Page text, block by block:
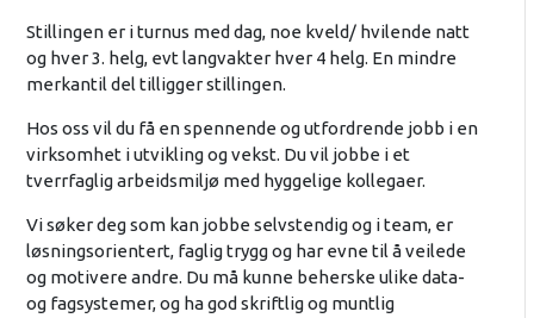
Stillingen er i turnus med dag, noe kveld/ hvilende natt
og hver 3. helg, evt langvakter hver 4 helg. En mindre
merkantil del tilligger stillingen.
Hos oss vil du få en spennende og utfordrende jobb i en
virksomhet i utvikling og vekst. Du vil jobbe i et
tverrfaglig arbeidsmiljø med hyggelige kollegaer.
Vi søker deg som kan jobbe selvstendig og i team, er
løsningsorientert, faglig trygg og har evne til å veilede
og motivere andre. Du må kunne beherske ulike data-
og fagsystemer, og ha god skriftlig og muntlig